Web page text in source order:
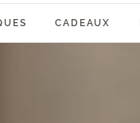
CADEAUX